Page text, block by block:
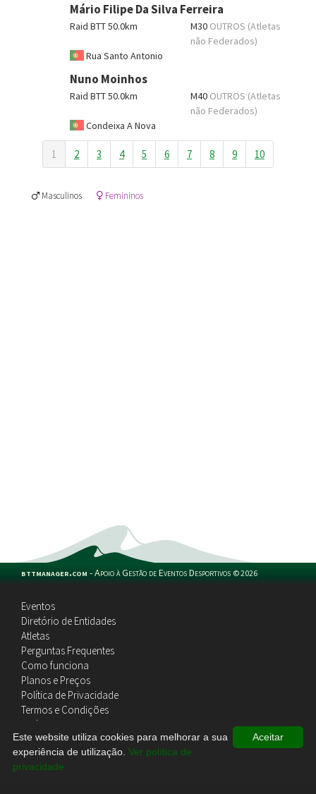
Mário Filipe Da Silva Ferreira
Raid BTT 50.0km M30 OUTROS (Atletas
não Federados)
Rua Santo Antonio
Nuno Moinhos
Raid BTT 50.0km M40 OUTROS (Atletas
não Federados)
Condeixa A Nova
1 2 3 4 5 6 7 8 9 10
Masculinos Femininos
bttmanager.com -Apoio à Gestão de Eventos Desportivos ©2026
Eventos
Diretório de Entidades
Atletas
Perguntas Frequentes
Como funciona
Planos e Preços
Política de Privacidade
Termos e Condições
Política de Cookies
Contactos
Aceitar
Este website utiliza cookies para melhorar a sua
experiência de utilização. Ver política de
privacidade